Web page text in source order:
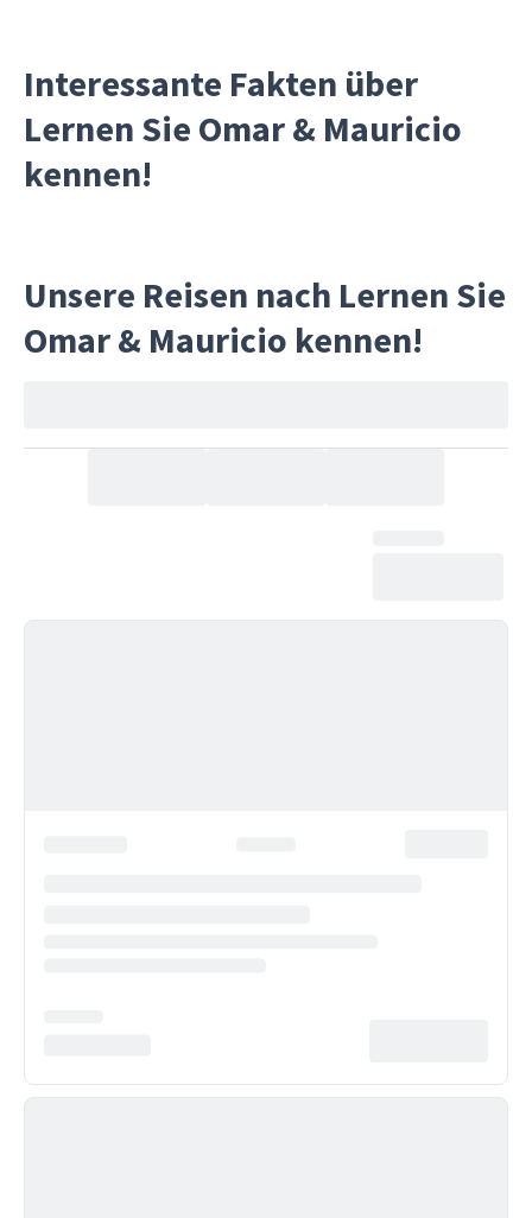
Interessante Fakten über
Lernen Sie Omar & Mauricio
kennen!
Unsere Reisen nach Lernen Sie
Omar & Mauricio kennen!